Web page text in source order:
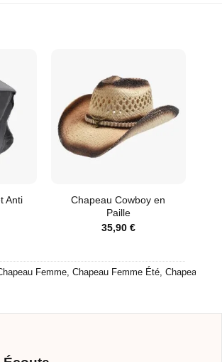
Anti
Chapeau Cowboy en
Paille
35,90 €
Femme Chapeau Femme Été Chapeau